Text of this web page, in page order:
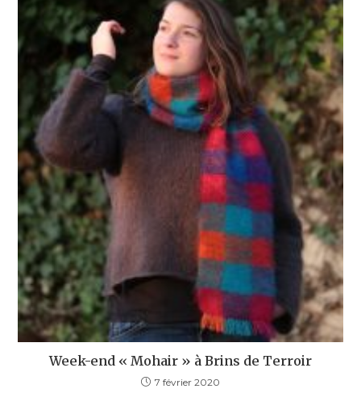
Week-end « Mohair » à Brins de Terroir
7 février 2020